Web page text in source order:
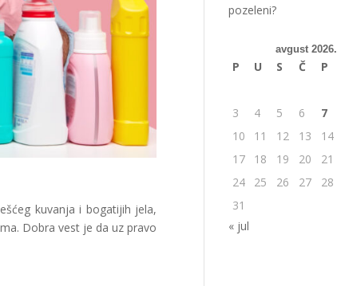
kuvanja i bogatijih jela,
Dobra vest je da uz pravo
pozeleni?
avgust 2026.
P U S Č P
3
4 5 6 7
10
11 12 13 14
17
18 19 20 21
24
25 26 27 28
31
« jul